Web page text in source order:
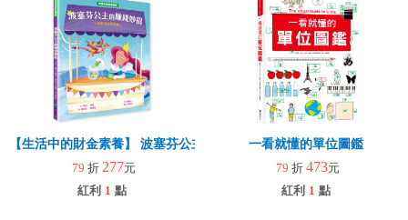
【生活中的財金素養】 波塞芬公主的賺錢妙招：消費須再三思考
79 折 277元
紅利 1 點
一看就懂的單位圖鑑
79 折 473元
紅利 1 點